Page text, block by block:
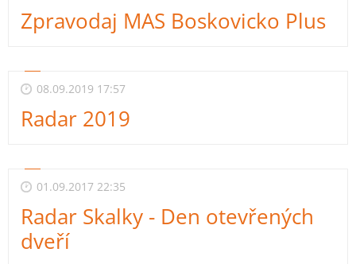
Zpravodaj MAS Boskovicko Plus
08.09.2019 17:57
Radar 2019
01.09.2017 22:35
Radar Skalky - Den otevřených
dveří